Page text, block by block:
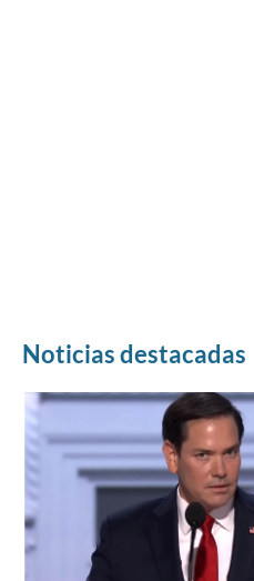
Noticias destacadas